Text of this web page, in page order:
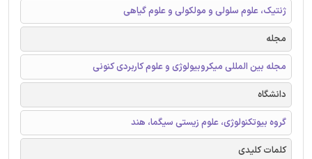
ژنتیک، علوم سلولی و مولکولی و علوم گیاهی
مجله
مجله بین المللی میکروبیولوژی و علوم کاربردی کنونی
دانشگاه
گروه بیوتکنولوژی، علوم زیستی سیگما، هند
کلمات کلیدی